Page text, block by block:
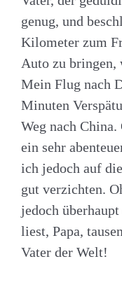
genug, und
Kilometer zum
Auto zu
Mein Flug nach
Minuten
Weg nach
ein sehr
ich jedoch auf
gut verzichten.
jedoch
liest, Papa,
Vater der Welt!